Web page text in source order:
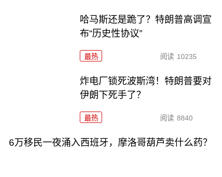
哈马斯还是跪了？特朗普高调宣
布“历史性协议”
最热 阅读 10235
炸电厂锁死波斯湾！特朗普要对
伊朗下死手了？
最热 阅读 8840
6万移民一夜涌入西班牙，摩洛哥葫芦卖什么药？